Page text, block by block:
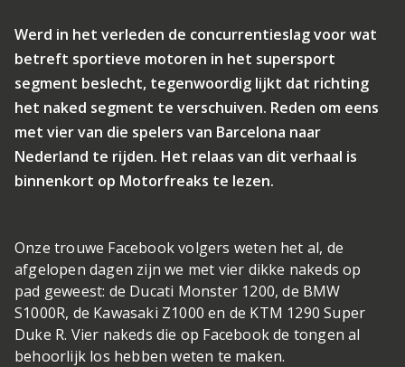
Werd in het verleden de concurrentieslag voor wat
betreft sportieve motoren in het supersport
segment beslecht, tegenwoordig lijkt dat richting
het naked segment te verschuiven. Reden om eens
met vier van die spelers van Barcelona naar
Nederland te rijden. Het relaas van dit verhaal is
binnenkort op Motorfreaks te lezen.
Onze trouwe Facebook volgers weten het al, de
afgelopen dagen zijn we met vier dikke nakeds op
pad geweest: de Ducati Monster 1200, de BMW
S1000R, de Kawasaki Z1000 en de KTM 1290 Super
Duke R. Vier nakeds die op Facebook de tongen al
behoorlijk los hebben weten te maken.